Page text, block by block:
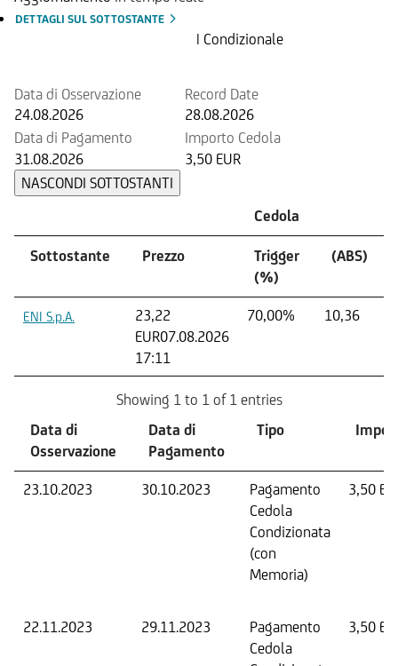
DETTAGLI SUL SOTTOSTANTE
| Condizionale
Data di Osservazione
24.08.2026
Record Date
28.08.2026
Data di Pagamento
31.08.2026
Importo Cedola
3,50 EUR
NASCONDI SOTTOSTANTI
Cedola
Sottostante Prezzo
Trigger
(%)
(ABS)
ENI S.p.A.
23,22
EUR07.08.2026
17:11
70,00% 10,36
Showing 1 to 1 of 1 entries
Data di
Osservazione
Data di
Pagamento
Tipo
23.10.2023 30.10.2023
Pagamento
Cedola
Condizionata
(con
Memoria)
3,50
22.11.2023 29.11.2023
Pagamento
Cedola
3,50